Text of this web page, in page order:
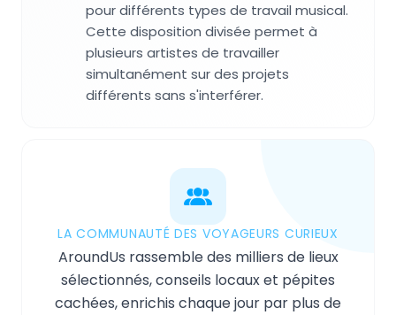
pour différents types de travail musical.
Cette disposition divisée permet à
plusieurs artistes de travailler
simultanément sur des projets
différents sans s'interférer.
LA COMMUNAUTÉ DES VOYAGEURS CURIEUX
AroundUs rassemble des milliers de lieux
sélectionnés, conseils locaux et pépites
cachées, enrichis chaque jour par plus de